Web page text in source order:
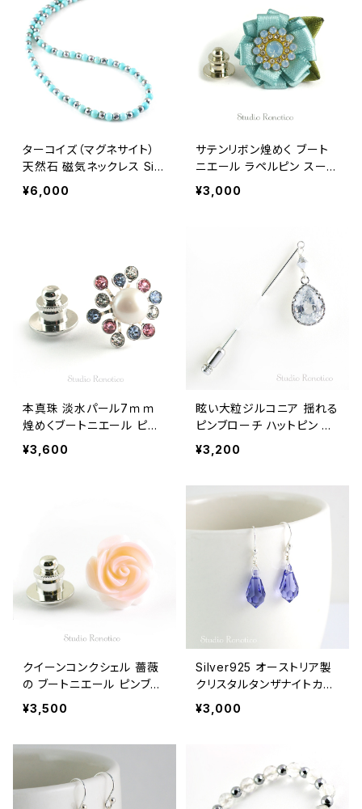
ターコイズ（マグネサイト）
天然石 磁気ネックレス Silv
er925マグネットクラスプ
おしゃれ 女性 男性 ユニセ
¥6,000
サテンリボン煌めく ブート
ニエール ラペルピン スーツ
ピン ピンブローチ メンズ レ
ディース ブルー swb-54
¥3,000
本真珠 淡水パール7ｍｍ
煌めくブートニエール ピン
ブローチ ラペルピン メンズ
レディース swb-24
¥3,600
眩い大粒ジルコニア 揺れる
ピンブローチ ハットピン ラ
ペルピン メンズ レディース
swb-20
¥3,200
クイーンコンクシェル 薔薇
の ブートニエール ピンブロ
ーチ ラペルピン タイタック
メンズ レディース swb-23
¥3,500
Silver925 オーストリア製
クリスタルタンザナイトカラ
ーしずく ピアス pi-115ms
¥3,000